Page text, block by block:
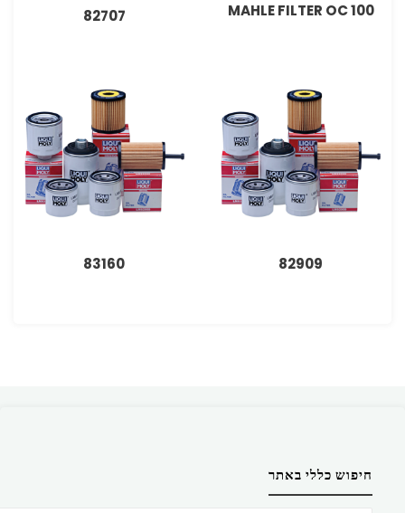
MAHLE FILTER OC 100
82707
82909
83160
חיפוש כללי באתר